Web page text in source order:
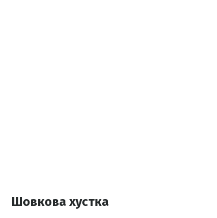
Шовкова хустка